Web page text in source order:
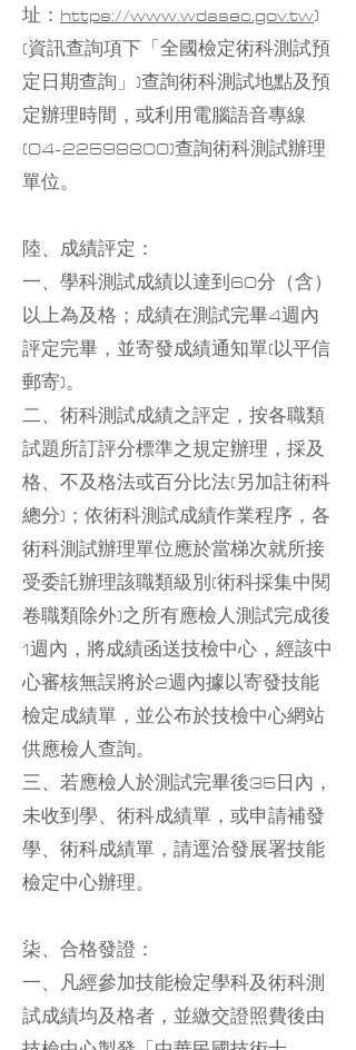
址： https://www.wdasec.gov.tw)
(資訊查詢項下「全國檢定術科測試預
定日期查詢」)查詢術科測試地點及預
定辦理時間，或利用電腦語音專線
(04-22598800)查詢術科測試辦理
單位。
陸、成績評定：
一、學科測試成績以達到60分（含）
以上為及格；成績在測試完畢4週內
評定完畢，並寄發成績通知單(以平信
郵寄)。
二、術科測試成績之評定，按各職類
試題所訂評分標準之規定辦理，採及
格、不及格法或百分比法(另加註術科
總分)；依術科測試成績作業程序，各
術科測試辦理單位應於當梯次就所接
受委託辦理該職類級別(術科採集中閱
卷職類除外)之所有應檢人測試完成後
1週內，將成績函送技檢中心，經該中
心審核無誤將於2週內據以寄發技能
檢定成績單，並公布於技檢中心網站
供應檢人查詢。
三、若應檢人於測試完畢後35日內，
未收到學、術科成績單，或申請補發
學、術科成績單，請逕洽發展署技能
檢定中心辦理。
柒、合格發證：
一、凡經參加技能檢定學科及術科測
試成績均及格者，並繳交證照費後由